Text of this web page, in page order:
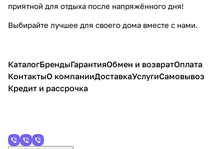
приятной для отдыха после напряжённого дня!
Выбирайте лучшее для своего дома вместе с нами.
КаталогБрендыГарантияОбмен и возвратОплата
КонтактыО компанииДоставкаУслугиСамовывоз
Кредит и рассрочка